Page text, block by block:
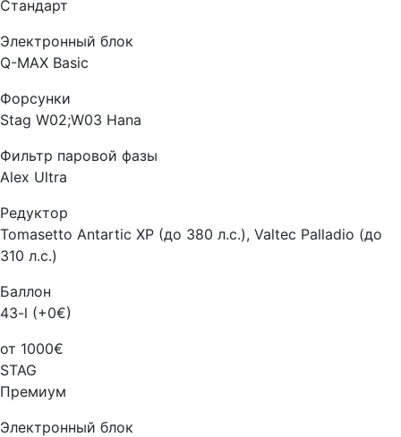
Стандарт
Электронный блок
Q-MAX Basic
Форсунки
Stag W02;W03 Hana
Фильтр паровой фазы
Alex Ultra
Редуктор
Tomasetto Antartic XP (до 380 л.с.), Valtec Palladio (до
310 л.с.)
Баллон
43-l (+0€)
от 1000€
STAG
Премиум
Электронный блок